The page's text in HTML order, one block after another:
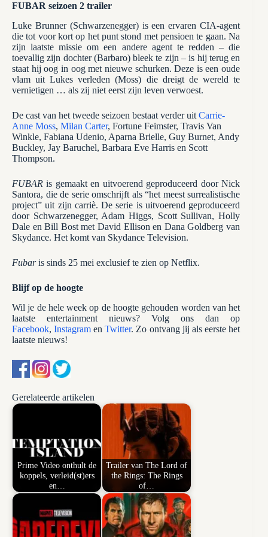
FUBAR seizoen 2 trailer
Luke Brunner (Schwarzenegger) is een ervaren CIA-agent
die tot voor kort op het punt stond met pensioen te gaan. Na
zijn laatste missie om een andere agent te redden – die
toevallig zijn dochter (Barbaro) bleek te zijn – is hij terug en
staat hij oog in oog met nieuwe schurken. Deze is een oude
vlam uit Lukes verleden (Moss) die dreigt de wereld te
vernietigen … als zij niet eerst zijn leven verwoest.
De cast van het tweede seizoen bestaat verder uit Carrie-
Anne Moss, Milan Carter, Fortune Feimster, Travis Van
Winkle, Fabiana Udenio, Aparna Brielle, Guy Burnet, Andy
Buckley, Jay Baruchel, Barbara Eve Harris en Scott
Thompson.
FUBAR is gemaakt en uitvoerend geproduceerd door Nick
Santora, die de serie omschrijft als “het meest surrealistische
project” uit zijn carriè. De serie is uitvoerend geproduceerd
door Schwarzenegger, Adam Higgs, Scott Sullivan, Holly
Dale en Bill Bost met David Ellison en Dana Goldberg van
Skydance. Het komt van Skydance Television.
Fubaris sinds 25 mei exclusief te zien op Netflix.
Blijf op de hoogte
Wil je de hele week op de hoogte gehouden worden van het
laatste entertainment nieuws? Volg ons dan op
Facebook,InstagramenTwitter. Zo ontvang jij als eerste het
laatste nieuws!
Gerelateerde artikelen
Prime Video onthult de
koppels, verleid(st)ers
en…
Trailer van The Lord of
the Rings: The Rings
of…